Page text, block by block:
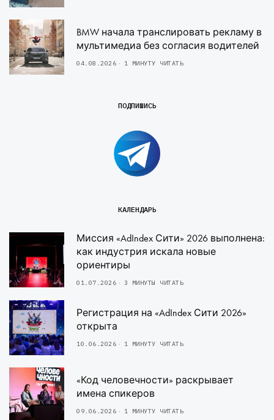
BMW начала транслировать рекламу в
мультимедиа без согласия водителей
04.08.2026 1 МИНУТУ ЧИТАТЬ
ПОДПИШИСЬ
КАЛЕНДАРЬ
Миссия «AdIndex Сити» 2026 выполнена:
как индустрия искала новые
ориентиры
01.07.2026 3 МИНУТЫ ЧИТАТЬ
Регистрация на «AdIndex Сити 2026»
открыта
10.06.2026 1 МИНУТУ ЧИТАТЬ
«Код человечности» раскрывает
имена спикеров
09.06.2026 1 МИНУТУ ЧИТАТЬ